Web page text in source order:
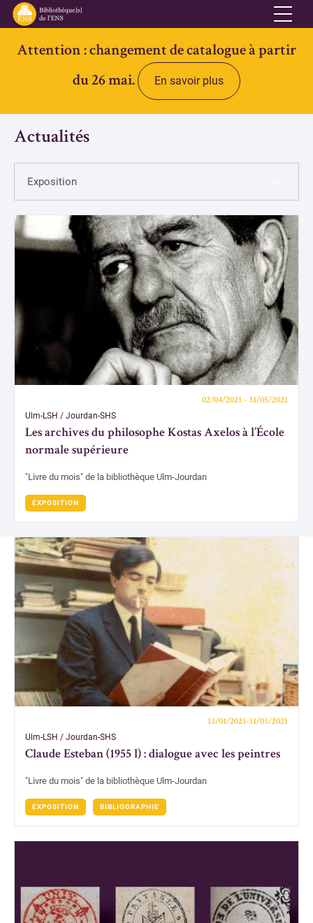
Réseau
Qui sommes-nous
Informations pratiques
Bibliothèque des Lettres et Sciences humaines et sociales Ulm-
Jourdan
Bibliothèque des Archives Husserl
Bibliothèque d'archéologie
Centre documentaire du CAPHÉS
Bibliothèque de l'Institut des textes et manuscrits modernes
Bibliothèque des Sciences expérimentales
Bibliothèque de l'agrégation physique et chimie
Bibliothèque de physique théorique
Ressources électroniques
S'inscrire, se réinscrire
Nous soutenir
Attention : changement de catalogue à partir
du 26 mai.
En savoir plus
Actualités
02/04/2021 - 31/05/2021
Ulm-LSH / Jourdan-SHS
Les archives du philosophe Kostas Axelos à l’École
normale supérieure
"Livre du mois" de la bibliothèque Ulm-Jourdan
EXPOSITION
13/01/2021-31/03/2021
Ulm-LSH / Jourdan-SHS
Claude Esteban (1955 l) : dialogue avec les peintres
"Livre du mois" de la bibliothèque Ulm-Jourdan
EXPOSITION BIBLIOGRAPHIE